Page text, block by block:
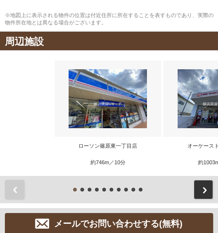
※地図上に表示される物件の位置は付近住所に所在することを表すものであり、実際の
物件所在地とは異なる場合がございます。
周辺施設
ローソン篠原東一丁目店
約746m／10分
オーケース
約
メールでお問い合わせする(無料)